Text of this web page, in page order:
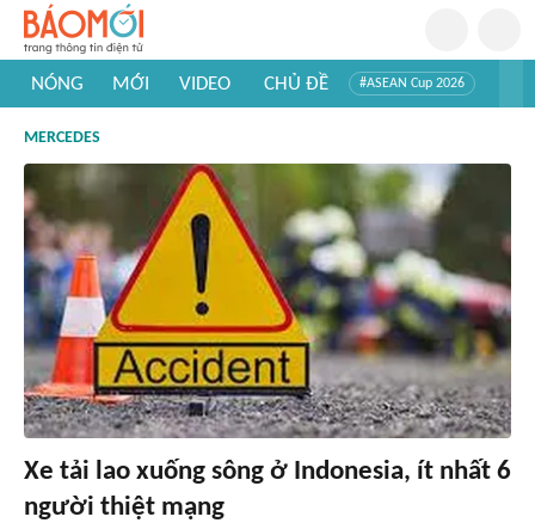
NÓNG MỚI VIDEO CHỦ ĐỀ #ASEAN Cup 2026
#Khám phá Việt Nam
MERCEDES
Xe tải lao xuống sông ở Indonesia, ít nhất 6
người thiệt mạng